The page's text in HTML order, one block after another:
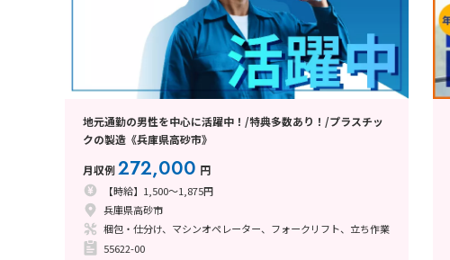
地元通勤の男性を中心に活躍中！/特典多数あり！/プラスチッ
クの製造《兵庫県高砂市》
月収例272,000 円
【時給】1,500～1,875円
兵庫県高砂市
梱包・仕分け、マシンオペレーター、フォークリフト、立ち作業
55622-00